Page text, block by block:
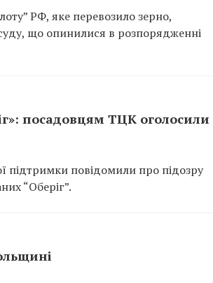
РФ, яке перевозило зерно,
що опинилися в розпорядженні
посадовцям ТЦК оголосили
підтримки повідомили про підозру
“Оберіг”.